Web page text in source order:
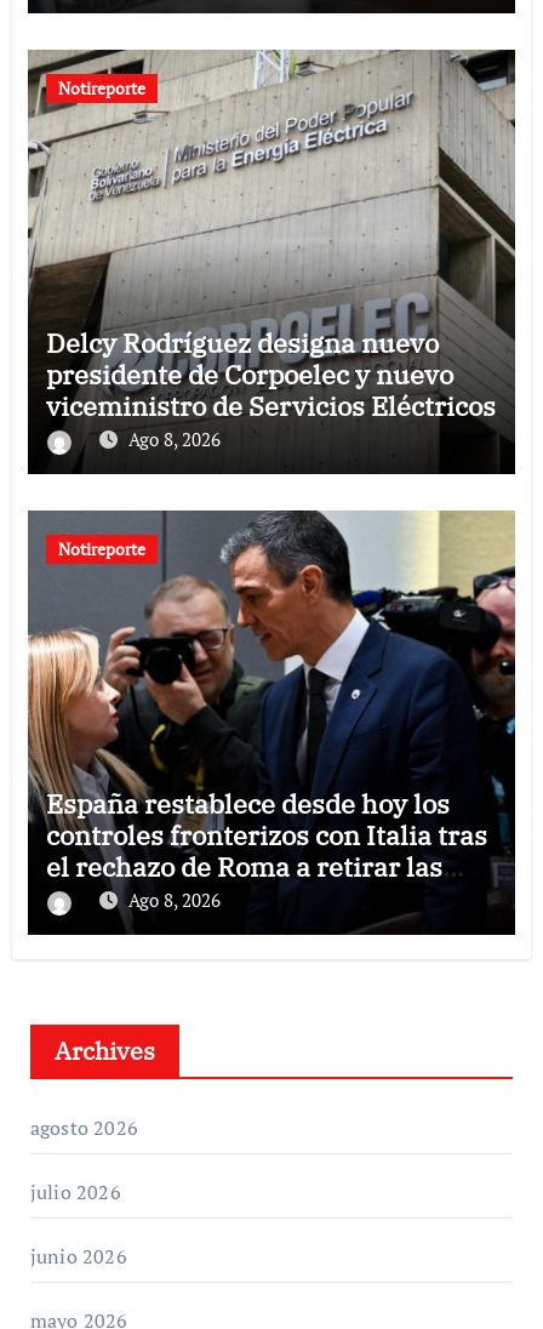
Notireporte
Delcy Rodríguez designa nuevo
presidente de Corpoelec y nuevo
viceministro de Servicios Eléctricos
Ago 8, 2026
Notireporte
España restablece desde hoy los
controles fronterizos con Italia tras
el rechazo de Roma a retirar las
restricciones
Ago 8, 2026
Archives
agosto 2026
julio 2026
junio 2026
mayo 2026